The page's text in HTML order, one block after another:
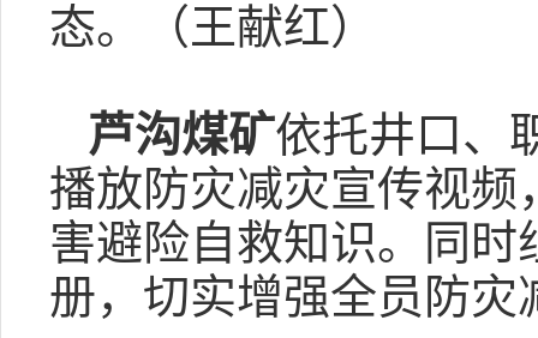
态。（王献红）
芦沟煤矿依托井口、
播放防灾减灾宣传视
害避险自救知识。同
册，切实增强全员防灾